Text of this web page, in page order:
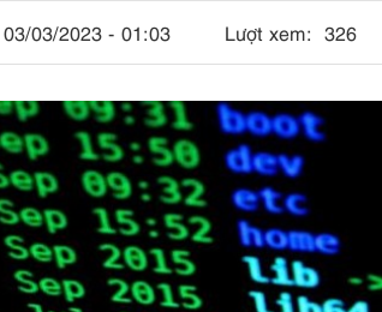
03/03/2023 - 01:03 Lượt xem: 326